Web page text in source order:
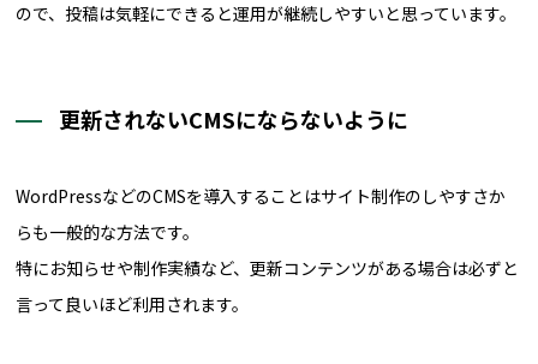
ので、投稿は気軽にできると運用が継続しやすいと思っています。
更新されないCMSにならないように
WordPressなどのCMSを導入することはサイト制作のしやすさか
らも一般的な方法です。
特にお知らせや制作実績など、更新コンテンツがある場合は必ずと
言って良いほど利用されます。